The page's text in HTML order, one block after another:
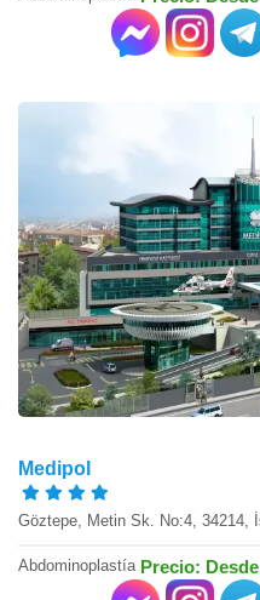
Medipol
Göztepe, Metin Sk. No:4, 34214,
Abdominoplastía Precio: